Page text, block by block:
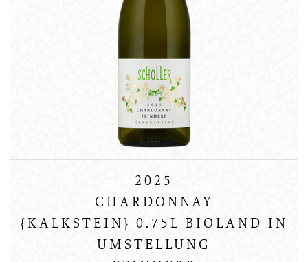
2025
CHARDONNAY
{KALKSTEIN} 0.75L BIOLAND IN
UMSTELLUNG